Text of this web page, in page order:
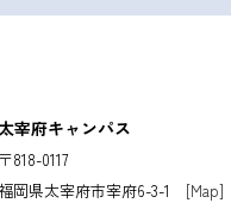
宰府キャンパス
〒818-0117
岡県太宰府市宰府6-3-1 [Map]